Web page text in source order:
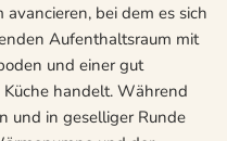
bei dem es sich
Aufenthaltsraum mit
und einer gut
handelt. Während
und in geselliger Runde